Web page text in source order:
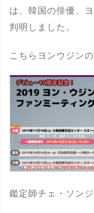
は、韓国の俳優、
判明しました。
こちらヨンウジンの
鑑定師チェ・ソン